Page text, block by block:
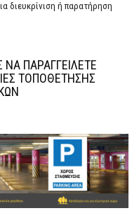
διευκρίνιση ή παρατήρηση
ΝΑ ΠΑΡΑΓΓΕΙΛΕΤΕ
ΤΟΠΟΘΕΤΗΣΗΣ